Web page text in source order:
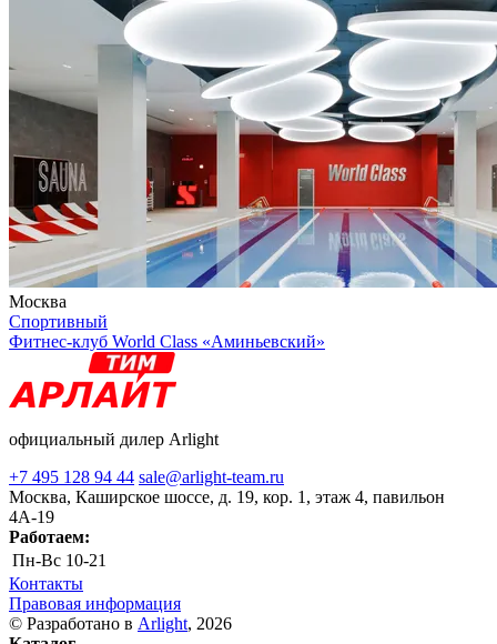
Москва
Спортивный
Фитнес-клуб World Class «Аминьевский»
официальный дилер Arlight
+7 495 128 94 44 sale@arlight-team.ru
Москва, Каширское шоссе, д. 19, кор. 1, этаж 4, павильон
4А-19
Работаем:
Пн-Вс 10-21
Контакты
Правовая информация
© Разработано в Arlight, 2026